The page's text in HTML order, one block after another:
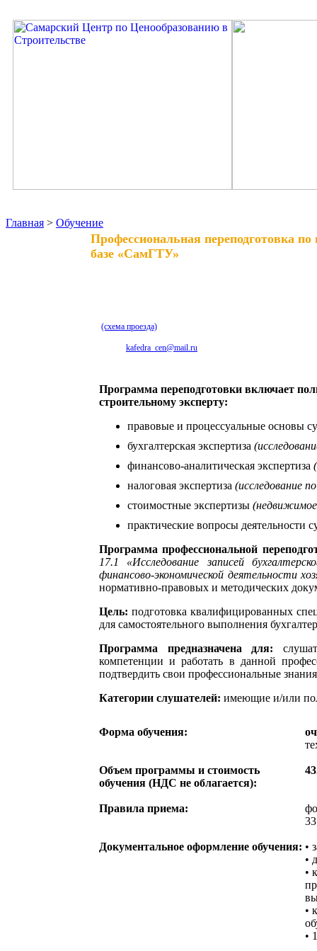
Главная > Обучение
Профессиональная
базе «СамГТУ»
(схема проезда)
kafedra_cen@mail.ru
Программа переподготовки включает
строительному эксперту:
правовые и процессуальные основы
бухгалтерская экспертиза
финансово-аналитическая экспертиза
налоговая экспертиза (исследование
стоимостные экспертизы
практические вопросы деятельности
Программа профессиональной
17.1 «Исследование записей
финансово-экономической деятельности
нормативно-правовых и методических
Цель: подготовка квалифицированных
для самостоятельного выполнения
Программа предназначена для:
компетенции и работать в данной
подтвердить свои профессиональные
Категории слушателей: имеющие и/или
Форма обучения:
Объем программы и стоимость
обучения (НДС не облагается):
Правила приема:
Документальное оформление обучения: •
•
•
•
•